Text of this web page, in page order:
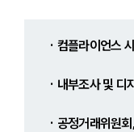
· 컴플라이언스
· 내부조사 및 디
· 공정거래위원